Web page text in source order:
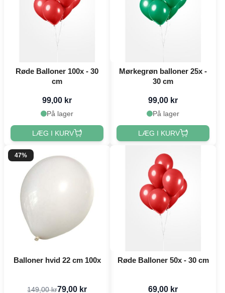
Røde Balloner 100x - 30
cm
99,00 kr
På lager
LÆG I KURV
Mørkegrøn balloner 25x -
30 cm
99,00 kr
På lager
LÆG I KURV
47%
Balloner hvid 22 cm 100x
149,00 kr79,00 kr
Røde Balloner 50x - 30 cm
69,00 kr